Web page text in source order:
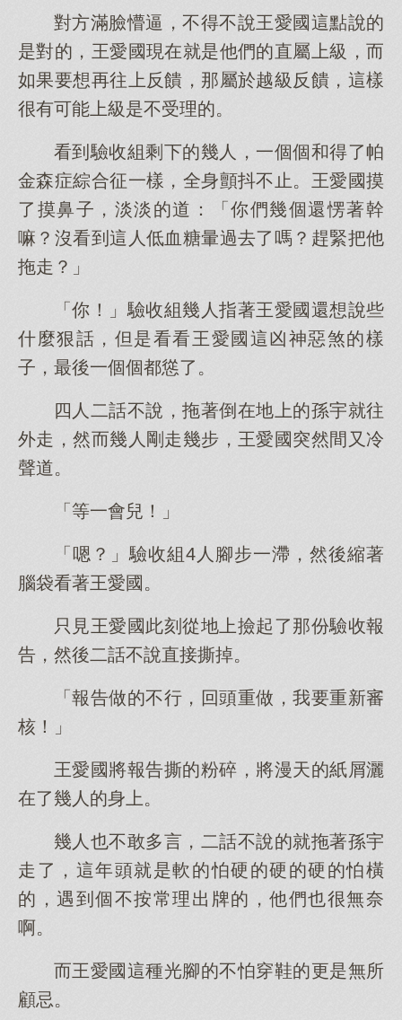
對方滿臉懵逼，不得不說王愛國這點說的
是對的，王愛國現在就是他們的直屬上級，而
如果要想再往上反饋，那屬於越級反饋，這樣
很有可能上級是不受理的。
看到驗收組剩下的幾人，一個個和得了帕
金森症綜合征一樣，全身顫抖不止。王愛國摸
了摸鼻子，淡淡的道：「你們幾個還愣著幹
嘛？沒看到這人低血糖暈過去了嗎？趕緊把他
拖走？」
「你！」驗收組幾人指著王愛國還想說些
什麼狠話，但是看看王愛國這凶神惡煞的樣
子，最後一個個都慫了。
四人二話不說，拖著倒在地上的孫宇就往
外走，然而幾人剛走幾步，王愛國突然間又冷
聲道。
「等一會兒！」
「嗯？」驗收組4人腳步一滯，然後縮著
腦袋看著王愛國。
只見王愛國此刻從地上撿起了那份驗收報
告，然後二話不說直接撕掉。
「報告做的不行，回頭重做，我要重新審
核！」
王愛國將報告撕的粉碎，將漫天的紙屑灑
在了幾人的身上。
幾人也不敢多言，二話不說的就拖著孫宇
走了，這年頭就是軟的怕硬的硬的硬的怕橫
的，遇到個不按常理出牌的，他們也很無奈
啊。
而王愛國這種光腳的不怕穿鞋的更是無所
顧忌。